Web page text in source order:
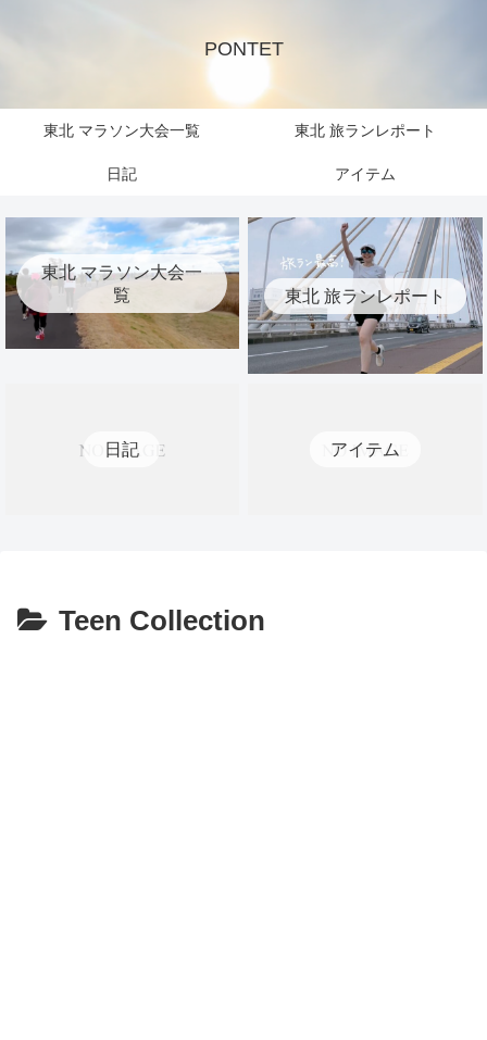
PONTET
東北 マラソン大会一覧 東北 旅ランレポート
日記 アイテム
東北 マラソン大会一
覧
東北 旅ランレポート
日記 アイテム
Teen Collection